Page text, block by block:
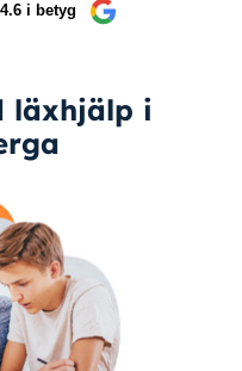
4.6 i betyg
läxhjälp i